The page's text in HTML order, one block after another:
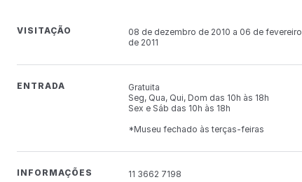
VISITAÇÃO
08 de dezembro de 2010 a 06 de fevereiro
de 2011
ENTRADA
Gratuita
Seg, Qua, Qui, Dom das 10h às 18h
Sex e Sáb das 10h às 18h
*Museu fechado às terças-feiras
INFORMAÇÕES 11 3662 7198